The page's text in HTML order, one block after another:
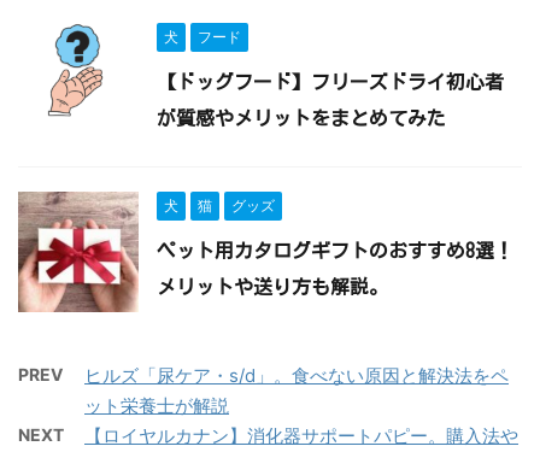
犬 フード
【ドッグフード】フリーズドライ初心者
が質感やメリットをまとめてみた
犬 猫 グッズ
ペット用カタログギフトのおすすめ8選！
メリットや送り方も解説。
PREV
ヒルズ「尿ケア・s/d」。食べない原因と解決法をペ
ット栄養士が解説
NEXT
【ロイヤルカナン】消化器サポートパピー。購入法や